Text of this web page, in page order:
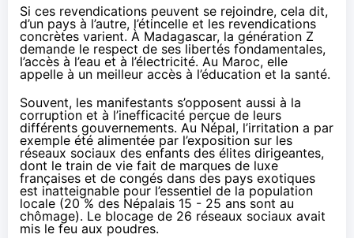
Si ces revendications peuvent se rejoindre, cela dit,
d’un pays à l’autre, l’étincelle et les revendications
concrètes varient. À Madagascar, la génération Z
demande le respect de ses libertés fondamentales,
l’accès à l’eau et à l’électricité. Au Maroc, elle
appelle à un meilleur accès à l’éducation et la santé.
Souvent, les manifestants s’opposent aussi à la
corruption et à l’inefficacité perçue de leurs
différents gouvernements. Au Népal, l’irritation a par
exemple été alimentée par l’exposition sur les
réseaux sociaux des enfants des élites dirigeantes,
dont le train de vie fait de marques de luxe
françaises et de congés dans des pays exotiques
est inatteignable pour l’essentiel de la population
locale (20 % des Népalais 15 - 25 ans sont au
chômage). Le blocage de 26 réseaux sociaux avait
mis le feu aux poudres.